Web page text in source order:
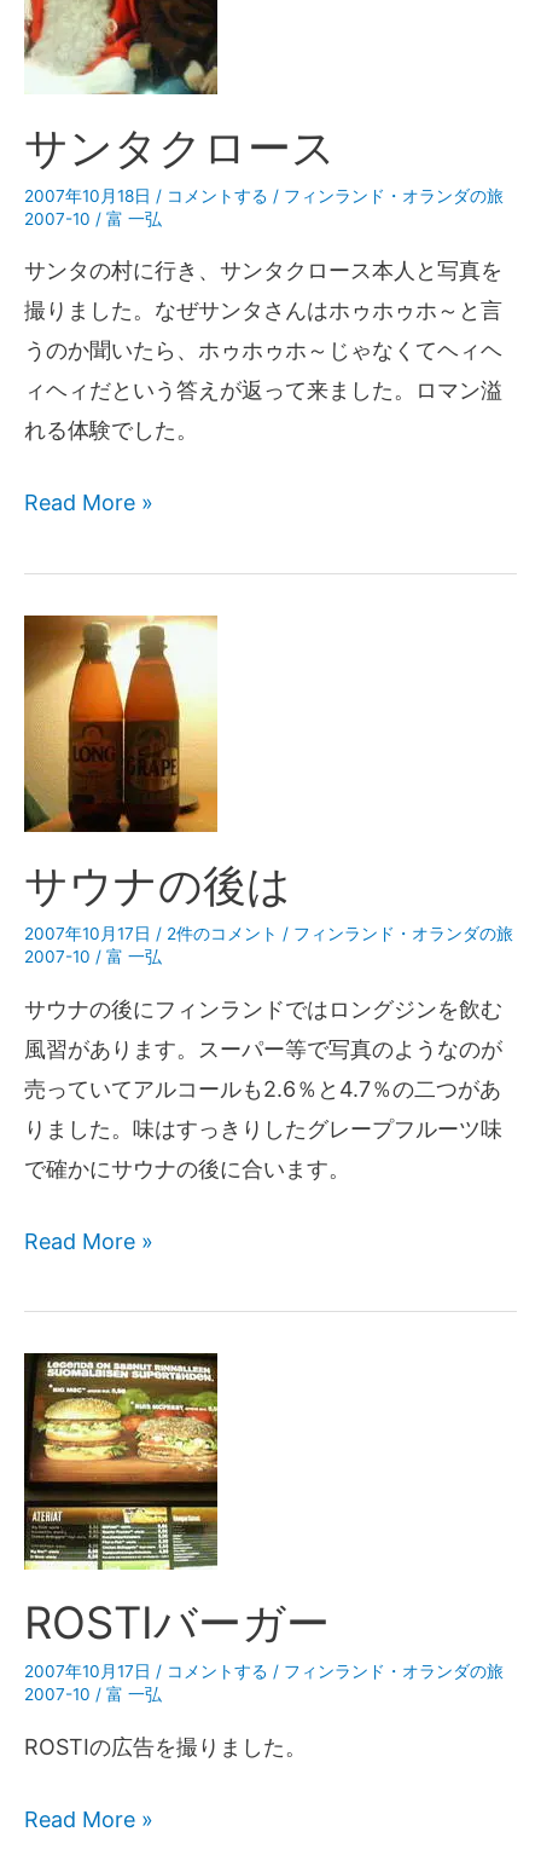
サンタクロース
2007年10月18日 / コメントする / フィンランド・オランダの旅
2007-10 / 富 一弘
サンタの村に行き、サンタクロース本人と写真を
撮りました。なぜサンタさんはホゥホゥホ～と言
うのか聞いたら、ホゥホゥホ～じゃなくてヘィヘ
ィヘィだという答えが返って来ました。ロマン溢
れる体験でした。
Read More »
サウナの後は
2007年10月17日 / 2件のコメント / フィンランド・オランダの旅
2007-10 / 富 一弘
サウナの後にフィンランドではロングジンを飲む
風習があります。スーパー等で写真のようなのが
売っていてアルコールも2.6％と4.7％の二つがあ
りました。味はすっきりしたグレープフルーツ味
で確かにサウナの後に合います。
Read More »
ROSTIバーガー
2007年10月17日 / コメントする / フィンランド・オランダの旅
2007-10 / 富 一弘
ROSTIの広告を撮りました。
Read More »